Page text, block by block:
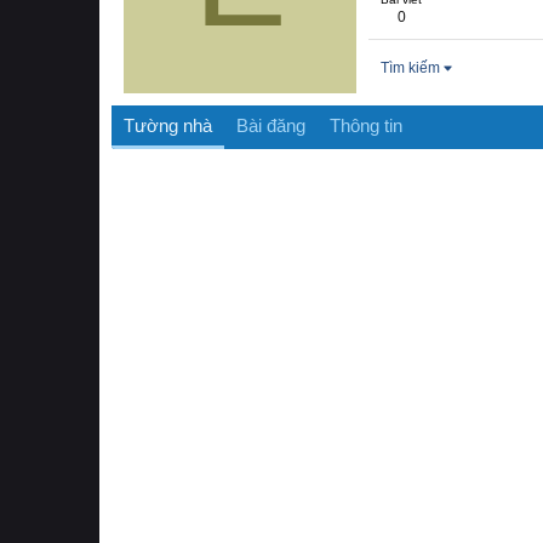
0
Tìm kiếm
Tường nhà Bài đăng Thông tin